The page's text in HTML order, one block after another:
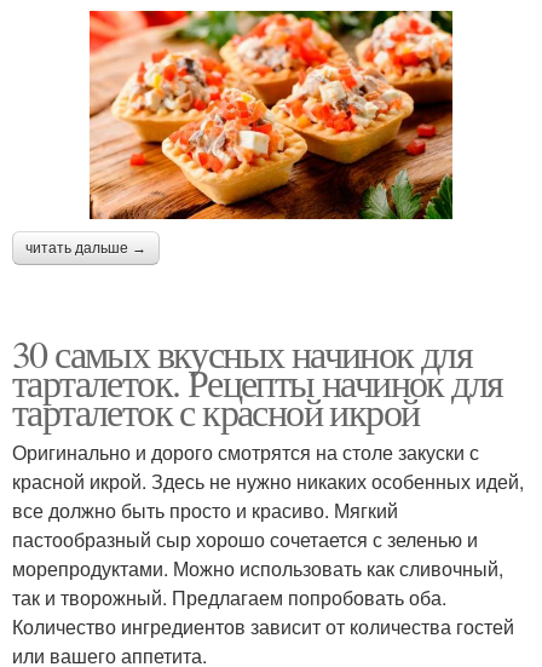
читать дальше →
30 самых вкусных начинок для
тарталеток. Рецепты начинок для
тарталеток с красной икрой
Оригинально и дорого смотрятся на столе закуски с
красной икрой. Здесь не нужно никаких особенных идей,
все должно быть просто и красиво. Мягкий
пастообразный сыр хорошо сочетается с зеленью и
морепродуктами. Можно использовать как сливочный,
так и творожный. Предлагаем попробовать оба.
Количество ингредиентов зависит от количества гостей
или вашего аппетита.